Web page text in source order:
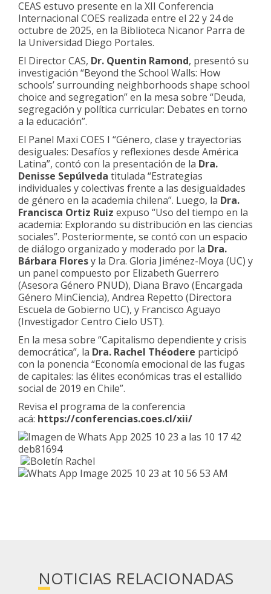
CEAS estuvo presente en la XII Conferencia
Internacional COES realizada entre el 22 y 24 de
octubre de 2025, en la Biblioteca Nicanor Parra de
la Universidad Diego Portales.
El Director CAS, Dr. Quentin Ramond, presentó su
investigación “Beyond the School Walls: How
schools’ surrounding neighborhoods shape school
choice and segregation” en la mesa sobre “Deuda,
segregación y política curricular: Debates en torno
a la educación”.
El Panel Maxi COES I “Género, clase y trayectorias
desiguales: Desafíos y reflexiones desde América
Latina”, contó con la presentación de la Dra.
Denisse Sepúlveda titulada “Estrategias
individuales y colectivas frente a las desigualdades
de género en la academia chilena”. Luego, la Dra.
Francisca Ortiz Ruiz expuso “Uso del tiempo en la
academia: Explorando su distribución en las ciencias
sociales”. Posteriormente, se contó con un espacio
de diálogo organizado y moderado por la Dra.
Bárbara Floresy la Dra. Gloria Jiménez-Moya (UC) y
un panel compuesto por Elizabeth Guerrero
(Asesora Género PNUD), Diana Bravo (Encargada
Género MinCiencia), Andrea Repetto (Directora
Escuela de Gobierno UC), y Francisco Aguayo
(Investigador Centro Cielo UST).
En la mesa sobre “Capitalismo dependiente y crisis
democrática”, la Dra. Rachel Théodere participó
con la ponencia “Economía emocional de las fugas
de capitales: las élites económicas tras el estallido
social de 2019 en Chile”.
Revisa el programa de la conferencia
acá: https://conferencias.coes.cl/xii/
NOTICIAS RELACIONADAS